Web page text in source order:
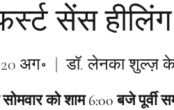
सेंस
अग॰
  |
डॉ. लेनका शुल्ज़
को शाम 6:00 बजे पूर्वी